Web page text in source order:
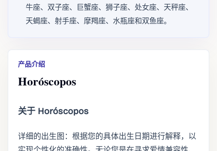
牛座、双子座、巨蟹座、狮子座、处女座、天秤座、
天蝎座、射手座、摩羯座、水瓶座和双鱼座。
产品介绍
Horóscopos
关于 Horóscopos
详细的出生图：根据您的具体出生日期进行解释，以